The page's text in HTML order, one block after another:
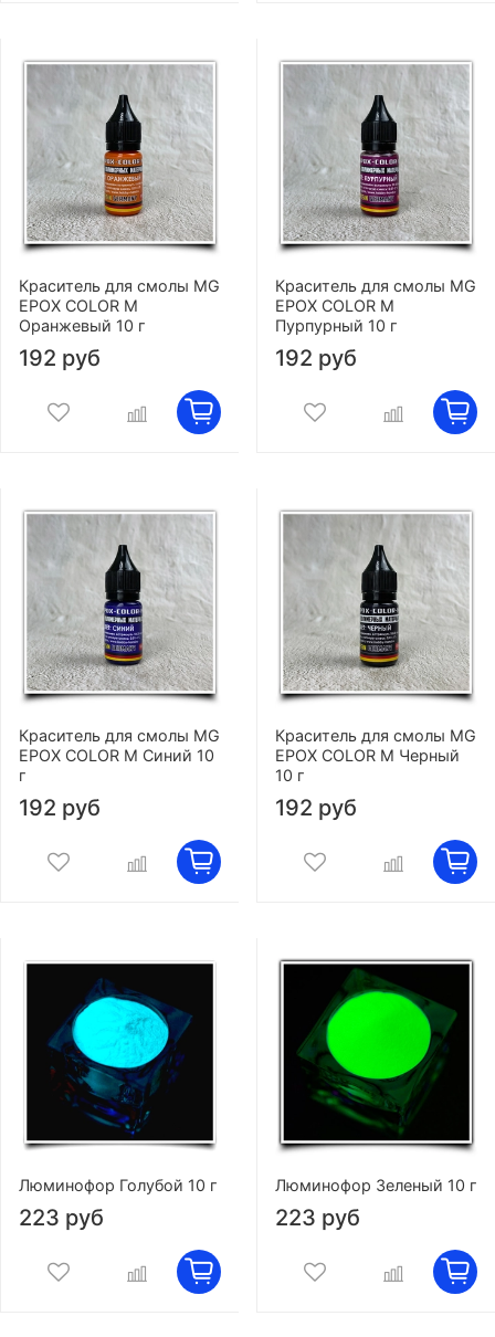
Краситель для смолы MG
EPOX COLOR M
Оранжевый 10 г
192 руб
Краситель для смолы MG
EPOX COLOR M
Пурпурный 10 г
192 руб
Краситель для смолы MG
EPOX COLOR M Синий 10
г
192 руб
Краситель для смолы MG
EPOX COLOR M Черный
10 г
192 руб
Люминофор Голубой 10 г
223 руб
Люминофор Зеленый 10 г
223 руб